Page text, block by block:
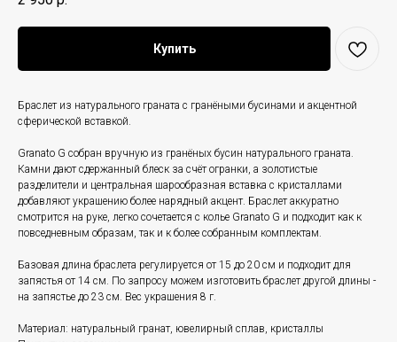
Купить
Браслет из натурального граната с гранёными бусинами и акцентной
сферической вставкой.
Granato G собран вручную из гранёных бусин натурального граната.
Камни дают сдержанный блеск за счёт огранки, а золотистые
разделители и центральная шарообразная вставка с кристаллами
добавляют украшению более нарядный акцент. Браслет аккуратно
смотрится на руке, легко сочетается с колье Granato G и подходит как к
повседневным образам, так и к более собранным комплектам.
Базовая длина браслета регулируется от 15 до 20 см и подходит для
запястья от 14 см. По запросу можем изготовить браслет другой длины -
на запястье до 23 см. Вес украшения 8 г.
Материал: натуральный гранат, ювелирный сплав, кристаллы